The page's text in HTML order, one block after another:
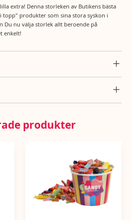
extra! Denna storleken av Butikens bästa
topp" produkter som sina stora syskon i
Du nu välja storlek allt beroende på
enkelt!
glukos-fruktossirap, gelatin, vatten,
modifierad majsstärkelse,
VETEMJÖL, MANDEL,
salt, potatisprotein, druvsocker,
sockrad kondenserad
lakrits, fullhärdat vegetabiliskt fett
koncentrat, konserveringsmedel (E202),
kola, vanilj, vanillin), färgämne (svart
E133, E150c, E150d, E153, E170),
hibiskus, morot, rättika, safflor,
1666 kJ/397 kcal, fett 8,3g (varav mättat
produkter